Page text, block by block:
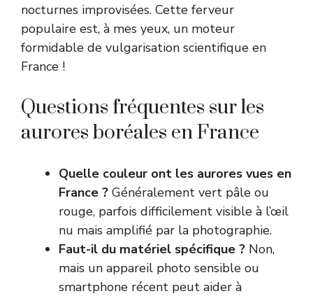
nocturnes improvisées. Cette ferveur
populaire est, à mes yeux, un moteur
formidable de vulgarisation scientifique en
France !
Questions fréquentes sur les
aurores boréales en France
Quelle couleur ont les aurores vues en
France ? Généralement vert pâle ou
rouge, parfois difficilement visible à l’œil
nu mais amplifié par la photographie.
Faut-il du matériel spécifique ? Non,
mais un appareil photo sensible ou
smartphone récent peut aider à